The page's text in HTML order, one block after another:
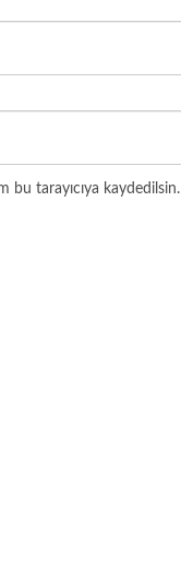
bu tarayıcıya kaydedilsin.